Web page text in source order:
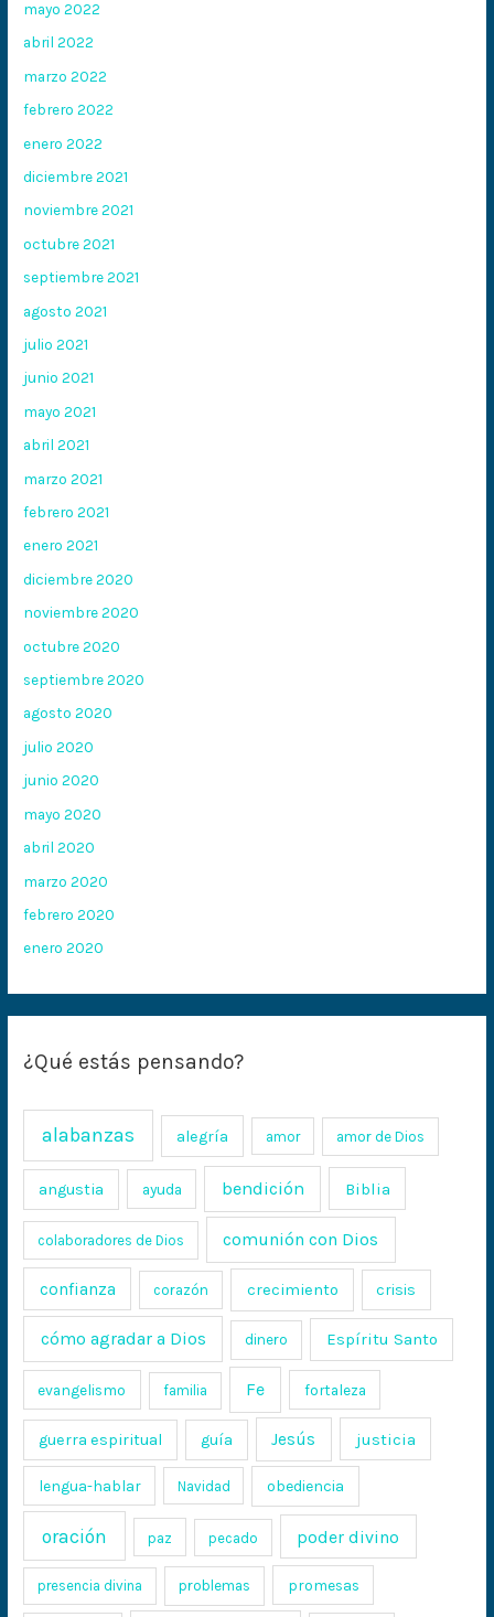
mayo 2022
abril 2022
marzo 2022
febrero 2022
enero 2022
diciembre 2021
noviembre 2021
octubre 2021
septiembre 2021
agosto 2021
julio 2021
junio 2021
mayo 2021
abril 2021
marzo 2021
febrero 2021
enero 2021
diciembre 2020
noviembre 2020
octubre 2020
septiembre 2020
agosto 2020
julio 2020
junio 2020
mayo 2020
abril 2020
marzo 2020
febrero 2020
enero 2020
¿Qué estás pensando?
alabanzas alegría amor amor de Dios
angustia ayuda bendición Biblia
colaboradores de Dios comunión con Dios
confianza corazón crecimiento crisis
cómo agradar a Dios dinero Espíritu Santo
evangelismo familia Fe fortaleza
guerra espiritual guía Jesús justicia
lengua-hablar Navidad obediencia
oración paz pecado poder divino
presencia divina problemas promesas